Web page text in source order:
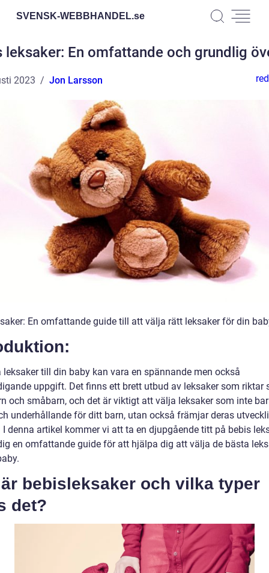
SVENSK-WEBBHANDEL.se
leksaker: En omfattande och grundlig
2023 Jon Larsson
En omfattande guide till att välja rätt leksaker för din
leksaker till din baby kan vara en spännande men också
uppgift. Det finns ett brett utbud av leksaker som riktar
och småbarn, och det är viktigt att välja leksaker som inte
underhållande för ditt barn, utan också främjar deras
I denna artikel kommer vi att ta en djupgående titt på bebis
en omfattande guide för att hjälpa dig att välja de bästa
är bebisleksaker och vilka typer
det?